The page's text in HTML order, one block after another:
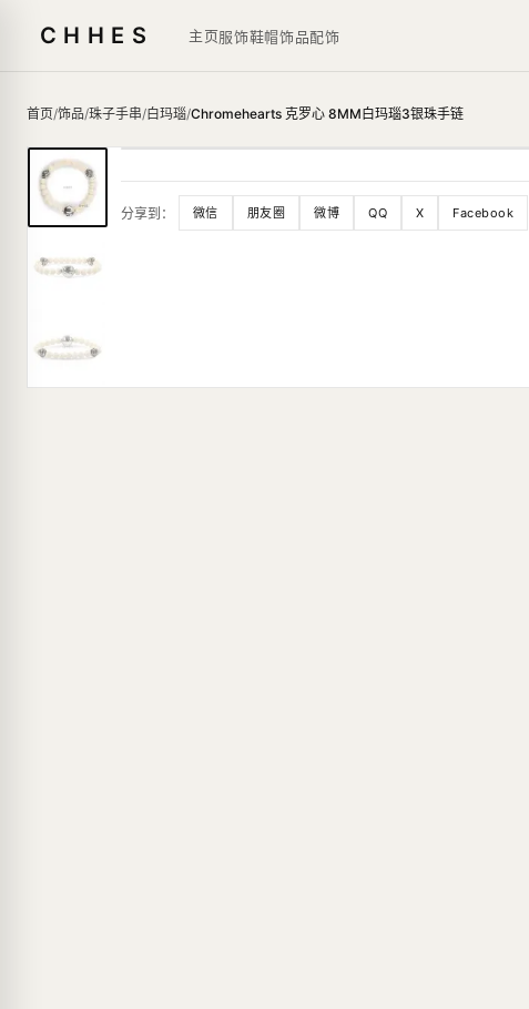
CHHES 主页服饰鞋帽饰品配饰
首页/饰品/珠子手串/白玛瑙/Chromehearts 克罗心 8MM白玛瑙3银珠手链
分享到： 微信 朋友圈 微博 QQ X Facebook